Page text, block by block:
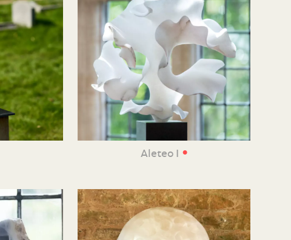
Aleteo I •